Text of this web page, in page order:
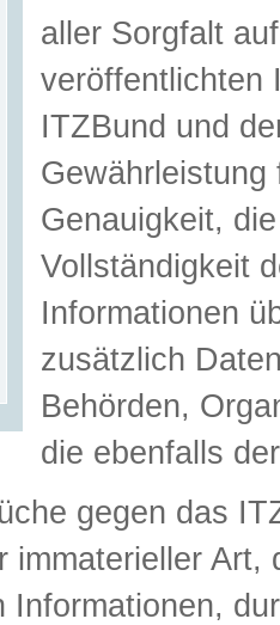
aller Sorgfalt
veröffentlichten
ITZBund und
Genauigkeit,
Vollständigkeit
Informationen
zusätzlich
Behörden,
die ebenfalls
gegen das
immaterieller
Informationen,